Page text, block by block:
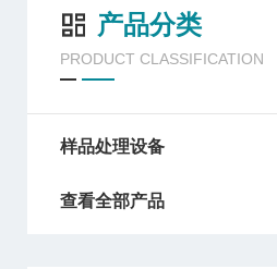
产品分类
PRODUCT CLASSIFICATION
样品处理设备
查看全部产品